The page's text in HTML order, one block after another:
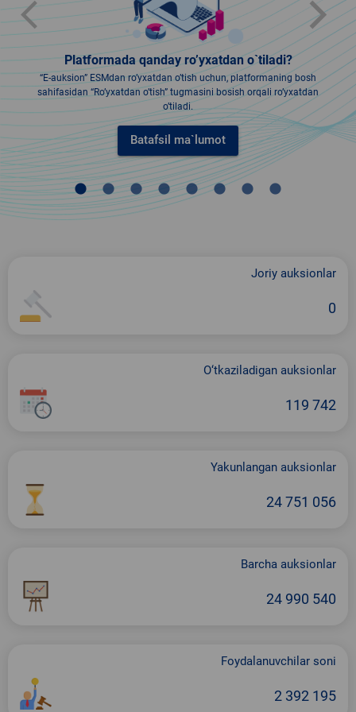
Platformada qanday roʼyxatdan o`tiladi?
“E-auksion” ESMdan roʼyxatdan oʼtish uchun, platformaning bosh
sahifasidan “Roʼyxatdan oʼtish” tugmasini bosish orqali roʼyxatdan
oʼtiladi.
Batafsil ma`lumot
lens lens lens lens lens lens lens lens
arrow_forward_ios
arrow_back_ios
Joriy auksionlar
0
O‘tkaziladigan auksionlar
119 742
Yakunlangan auksionlar
24 751 056
Barcha auksionlar
24 990 540
Foydalanuvchilar soni
2 392 195